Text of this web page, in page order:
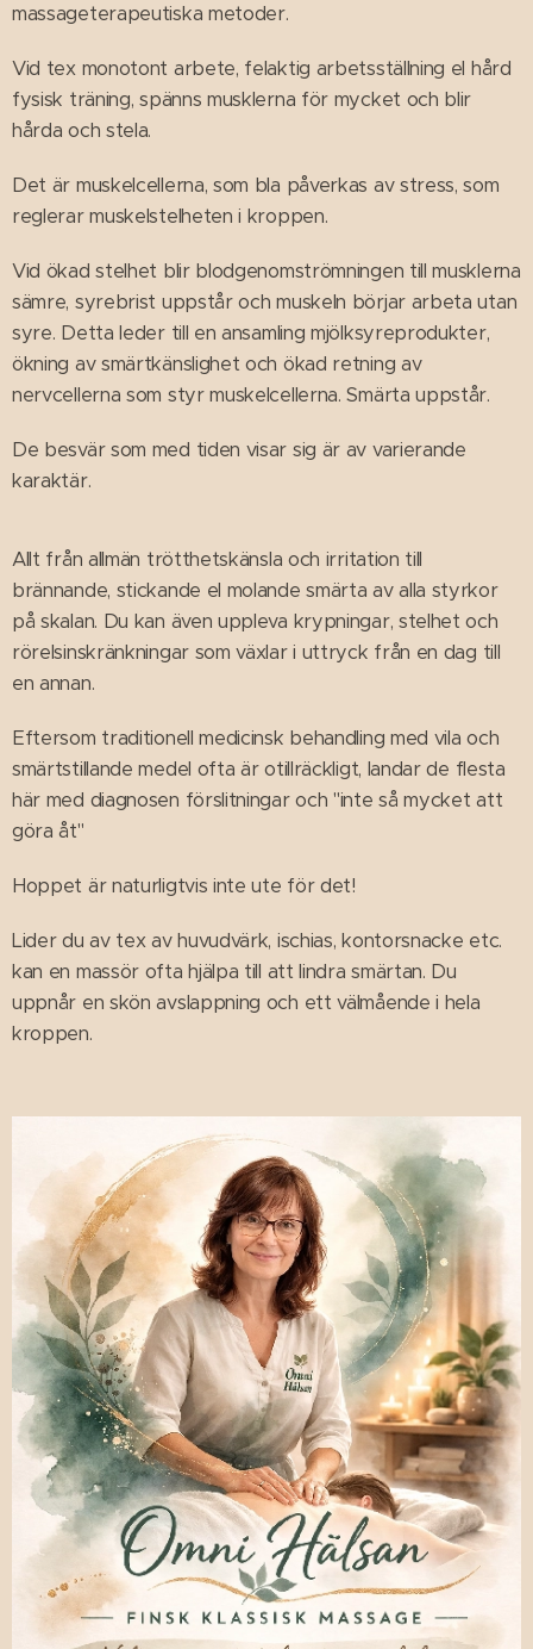
massageterapeutiska metoder.
Vid tex monotont arbete, felaktig arbetsställning el hård
fysisk träning, spänns musklerna för mycket och blir
hårda och stela.
Det är muskelcellerna, som bla påverkas av stress, som
reglerar muskelstelheten i kroppen.
Vid ökad stelhet blir blodgenomströmningen till musklerna
sämre, syrebrist uppstår och muskeln börjar arbeta utan
syre. Detta leder till en ansamling mjölksyreprodukter,
ökning av smärtkänslighet och ökad retning av
nervcellerna som styr muskelcellerna. Smärta uppstår.
De besvär som med tiden visar sig är av varierande
karaktär.
Allt från allmän trötthetskänsla och irritation till
brännande, stickande el molande smärta av alla styrkor
på skalan. Du kan även uppleva krypningar, stelhet och
rörelsinskränkningar som växlar i uttryck från en dag till
en annan.
Eftersom traditionell medicinsk behandling med vila och
smärtstillande medel ofta är otillräckligt, landar de flesta
här med diagnosen förslitningar och "inte så mycket att
göra åt"
Hoppet är naturligtvis inte ute för det!
Lider du av tex av huvudvärk, ischias, kontorsnacke etc.
kan en massör ofta hjälpa till att lindra smärtan. Du
uppnår en skön avslappning och ett välmående i hela
kroppen.